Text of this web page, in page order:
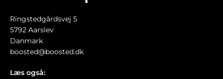
Ringstedgårdsvej 5
5792 Aarslev
Danmark
boosted@boosted.dk
Læs også: